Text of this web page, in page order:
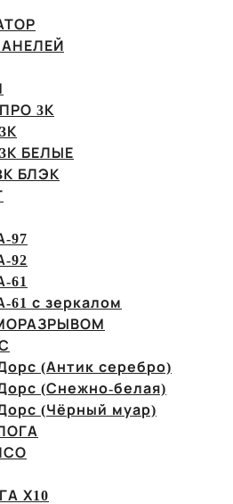
3К
БЕЛЫЕ
БЛЭК
97
92
61
61 с зеркалом
(Антик серебро)
(Снежно-белая)
(Чёрный муар)
Х10